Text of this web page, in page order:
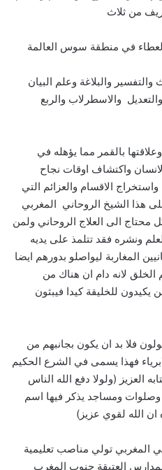
من ثلاث
في منطقة سوس العالمة
والبلاغة وعلم البيان
والاسطرلاب والربع
بالقمر مما يؤهله في
واكتشاف اوقات نجاح
واستخراج الاقسام والعزائم التي
هذا الشيخ الروحاني المغربي
محتاج الى العلاج الروحاني ولمن
ونشره فقد تتلمذ على يديه
المغاربة ليواصلو بدورهم ايضا
الخلق لانه دام ان هناك من
للخليقة كيدا فيبثون
فلا بد ان يكون بجانبهم من
فهذا يسمى في الشرع الحكيم
العزيز (ولولا دفع الله الناس
ومساجد يذكر فيها اسم
ان الله لقوي عزيز)
تولي مناصب تعليمية
العتيقة جنوب المغرب